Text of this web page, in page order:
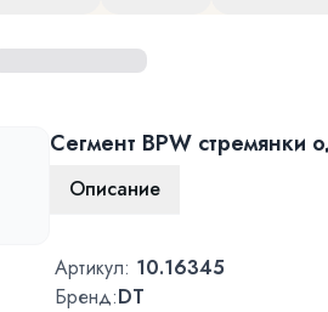
Сегмент BPW стремянки
Описание
Артикул: 10.16345
Бренд:DT